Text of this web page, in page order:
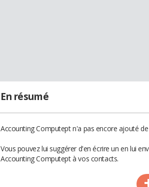
En résumé
Accounting Computept n'a pas encore ajouté
Vous pouvez lui suggérer d'en écrire un en lui
Accounting Computept à vos contacts.